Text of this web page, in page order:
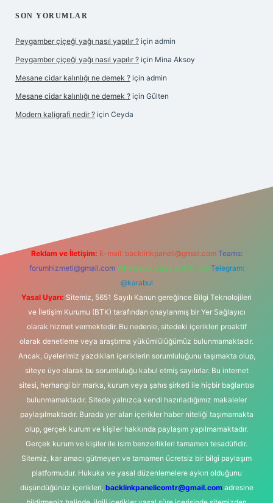
SON YORUMLAR
Peygamber çiçeği yağı nasıl yapılır ? için admin
Peygamber çiçeği yağı nasıl yapılır ? için Mina Aksoy
Mesane cidar kalınlığı ne demek ? için admin
Mesane cidar kalınlığı ne demek ? için Gülten
Modern kaligrafi nedir ? için Ceyda
Reklam ve İletişim: E-mail: backlinkpaneli@gmail.com Teams:
forumhizmeti@gmail.com Whatsapp: 0262 606 0 726 Telegram:
@karabul
Yasal Uyarı: Sitemiz, 5651 Sayılı Kanun gereğince Bilgi Teknolojileri
ve İletişim Kurumu (BTK) tarafından onaylanmış bir Yer Sağlayıcı
olarak hizmet vermektedir. Bu nedenle, sitedeki içerikleri proaktif
olarak denetleme veya araştırma yükümlülüğümüz bulunmamaktadır.
Ancak, üyelerimiz yazdıkları içeriklerin sorumluluğunu taşımakta olup,
siteye üye olarak bu sorumluluğu kabul etmiş sayılırlar. Bu internet
sitesi, herhangi bir marka, kurum veya şahıs şirketi ile hiçbir bağlantısı
bulunmamaktadır. Sitede yalnızca kendi hazırladığımız makaleler
paylaşılmaktadır. Burada yer alan içerikler haber niteliği taşımamakta
olup, gerçek kurum ve kişiler hakkında paylaşım yapılmamaktadır.
Gerçek kurum ve kişiler ile isim benzerlikleri tamamen tesadüfidir.
Sitemiz, kar amacı gütmeyen ve tamamen ücretsiz bir bilgi paylaşım
platformudur. Hukuka ve yasal düzenlemelere aykırı olduğunu
düşündüğünüz içerikleri, backlinkpanelicomtr@gmail.comadresine